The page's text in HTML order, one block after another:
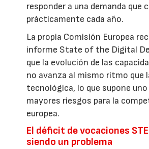
responder a una demanda que
prácticamente cada año.
La propia Comisión Europea
informe State of the Digital
que la evolución de las
no avanza al mismo ritmo que
tecnológica, lo que supone uno
mayores riesgos para la
europea.
El déficit de vocaciones
siendo un problema